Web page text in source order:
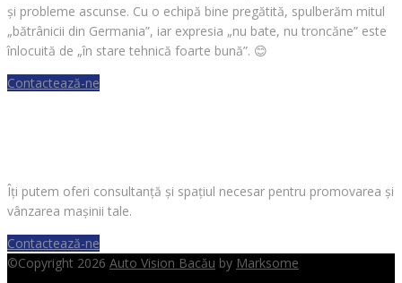
și probleme ascunse. Cu o echipă bine pregătită, spulberăm mitul
„bătrânicii din Germania”, iar expresia „nu bate, nu troncăne” este
înlocuită de „în stare tehnică foarte bună”. 😊
Contactează-ne
Îți putem oferi consultanță și spațiul necesar pentru promovarea și
vânzarea mașinii tale.
Contactează-ne
©Copyright 2026 Auto Vision Bacău by Marksome